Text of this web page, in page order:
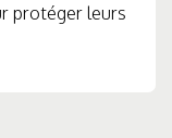
protéger leurs